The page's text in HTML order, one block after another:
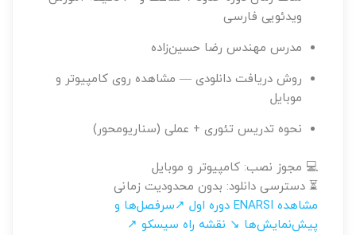
ویدئویی فارسی
مدرس مهندس رضا حسین‌زاده
روش دریافت دانلودی — مشاهده روی کامپیوتر و
موبایل
نحوه تدریس تئوری + عملی (سناریومحور)
💻 مجوز نصب: کامپیوتر و موبایل
⏳ دسترسی دانلود: بدون محدودیت زمانی
مشاهده ENARSI دوره اول ↗
سرفصل‌ها و
پیش‌نمایش‌ها ↘ نقشه راه سیسکو ↗